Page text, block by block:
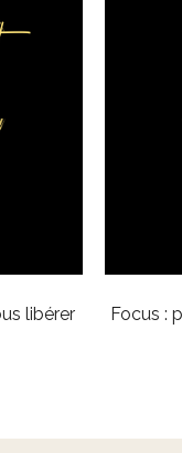
libérer
Focus :